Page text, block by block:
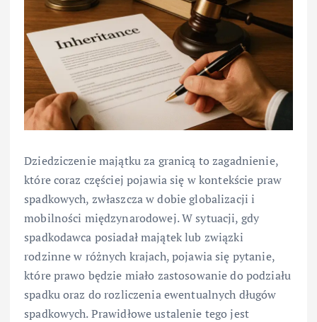
Dziedziczenie majątku za granicą to zagadnienie,
które coraz częściej pojawia się w kontekście praw
spadkowych, zwłaszcza w dobie globalizacji i
mobilności międzynarodowej. W sytuacji, gdy
spadkodawca posiadał majątek lub związki
rodzinne w różnych krajach, pojawia się pytanie,
które prawo będzie miało zastosowanie do podziału
spadku oraz do rozliczenia ewentualnych długów
spadkowych. Prawidłowe ustalenie tego jest